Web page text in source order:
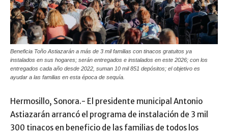
Beneficia Toño Astiazarán a más de 3 mil familias con tinacos gratuitos ya
instalados en sus hogares; serán entregados e instalados en este 2026; con los
entregados cada año desde 2022, suman 10 mil 851 depósitos; el objetivo es
ayudar a las familias en esta época de sequía.
Hermosillo, Sonora.- El presidente municipal Antonio
Astiazarán arrancó el programa de instalación de 3 mil
300 tinacos en beneficio de las familias de todos los